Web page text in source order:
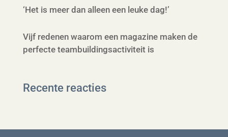
‘Het is meer dan alleen een leuke dag!’
Vijf redenen waarom een magazine maken de
perfecte teambuildingsactiviteit is
Recente reacties